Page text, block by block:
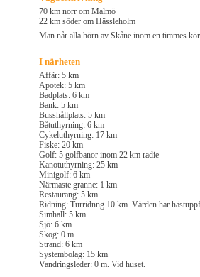
70 km norr om Malmö
22 km söder om Hässleholm
Man når alla hörn av Skåne inom en timmes
I närheten
Affär: 5 km
Apotek: 5 km
Badplats: 6 km
Bank: 5 km
Busshållplats: 5 km
Båtuthyrning: 6 km
Cykeluthyrning: 17 km
Fiske: 20 km
Golf: 5 golfbanor inom 22 km radie
Kanotuthyrning: 25 km
Minigolf: 6 km
Närmaste granne: 1 km
Restaurang: 5 km
Ridning: Turridnng 10 km. Värden har
Simhall: 5 km
Sjö: 6 km
Skog: 0 m
Strand: 6 km
Systembolag: 15 km
Vandringsleder: 0 m. Vid huset.